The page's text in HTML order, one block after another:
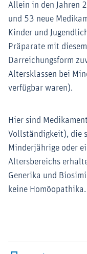
Allein in den Jahren
und 53 neue
Kinder und
Präparate mit
Darreichungsform
Altersklassen bei
verfügbar waren).
Hier sind
Vollständigkeit), die
Minderjährige oder
Altersbereichs
Generika und
keine Homöopathika.